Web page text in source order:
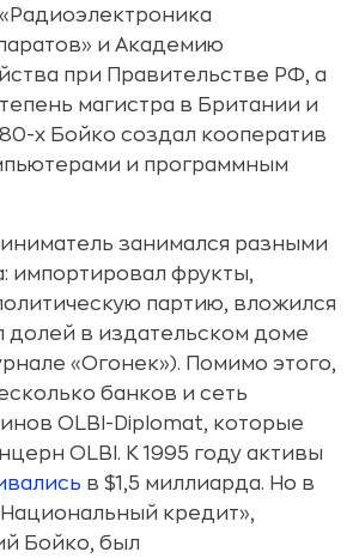
и Академию
при Правительстве РФ, а
магистра в Британии и
х Бойко создал кооператив
и программным
занимался разными
импортировал фрукты,
партию, вложился
долей в издательском доме
«Огонек»). Помимо этого,
банков и сеть
OLBI-Diplomat, которые
OLBI. К 1995 году активы
в $1,5 миллиарда. Но в
кредит»,
Бойко, был